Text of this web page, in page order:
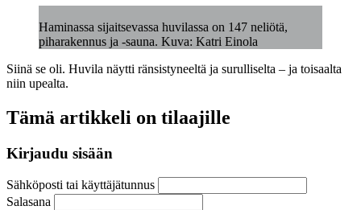
Haminassa sijaitsevassa huvilassa on 147 neliötä,
piharakennus ja -sauna. Kuva: Katri Einola
Siinä se oli. Huvila näytti ränsistyneeltä ja surulliselta – ja toisaalta
niin upealta.
Tämä artikkeli on tilaajille
Kirjaudu sisään
Sähköposti tai käyttäjätunnus
Salasana